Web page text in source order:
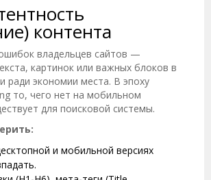
контента
владельцев сайтов —
картинок или важных блоков в
ради экономии места. В эпоху
то, чего нет на мобильном
для поисковой системы.
и мобильной версиях